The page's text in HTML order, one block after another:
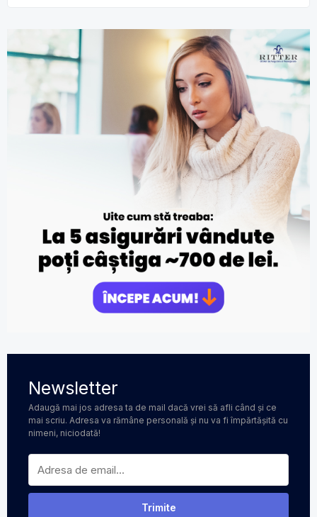
Newsletter
Adaugă mai jos adresa ta de mail dacă vrei să afli când și ce
mai scriu. Adresa va rămâne personală și nu va fi împărtășită cu
nimeni, niciodată!